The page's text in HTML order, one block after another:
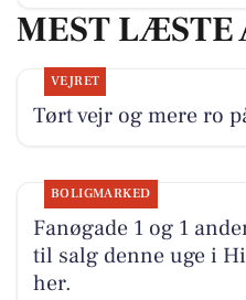
MEST LÆSTE
VEJRET
Tørt vejr og mere ro
BOLIGMARKED
Fanøgade 1 og 1
til salg denne uge i
her.